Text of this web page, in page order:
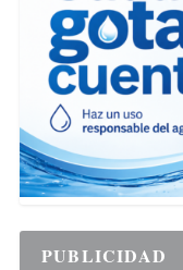
PUBLICIDAD